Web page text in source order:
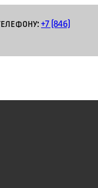
+7 (846)